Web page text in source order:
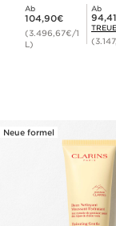
Ab
Aktueller Preis 104,90€
104,90€
(3.496,67€/1
L)
Ab
Mitgliederpreis
Neue formel